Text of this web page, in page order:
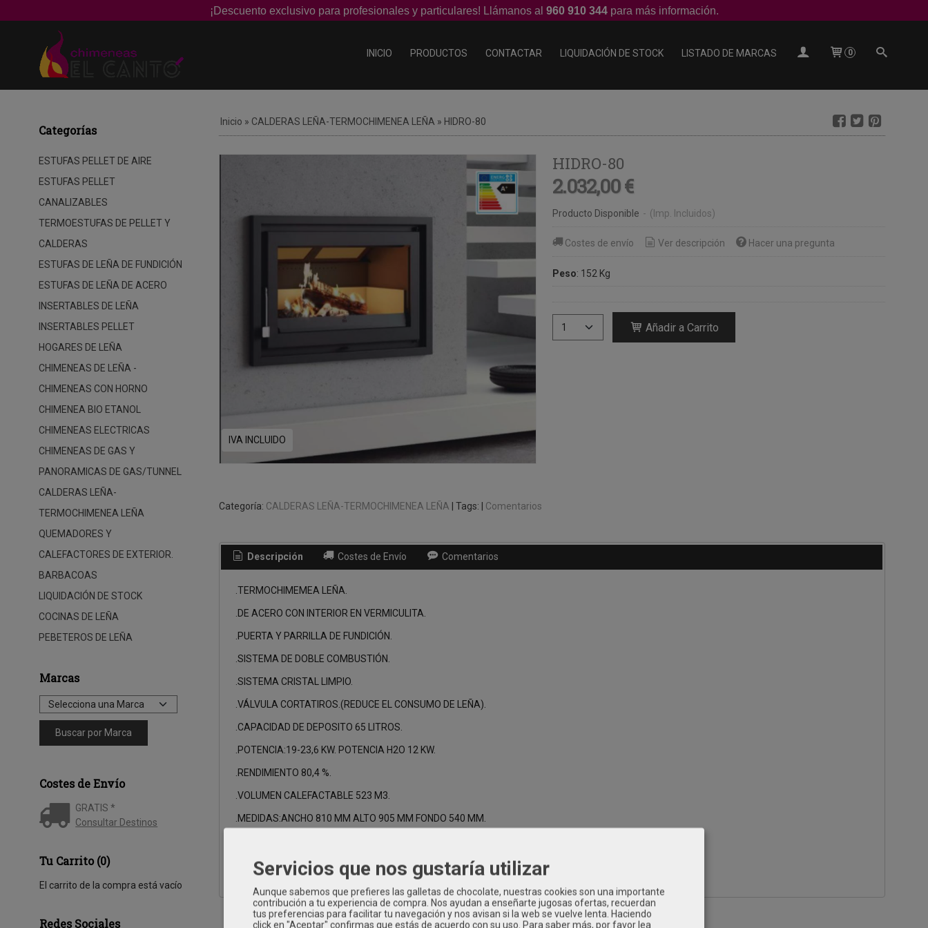
¡Descuento exclusivo para profesionales y particulares! Llámanos al 960 910 344para más información.
INICIO PRODUCTOS CONTACTAR LIQUIDACIÓN DE STOCK LISTADO DE MARCAS 0
Categorías
ESTUFAS PELLET DE AIRE
ESTUFAS PELLET
CANALIZABLES
TERMOESTUFAS DE PELLET Y
CALDERAS
ESTUFAS DE LEÑA DE FUNDICIÓN
ESTUFAS DE LEÑA DE ACERO
INSERTABLES DE LEÑA
INSERTABLES PELLET
HOGARES DE LEÑA
CHIMENEAS DE LEÑA -
CHIMENEAS CON HORNO
CHIMENEA BIO ETANOL
CHIMENEAS ELECTRICAS
CHIMENEAS DE GAS Y
PANORAMICAS DE GAS/TUNNEL
CALDERAS LEÑA-
TERMOCHIMENEA LEÑA
QUEMADORES Y
CALEFACTORES DE EXTERIOR.
BARBACOAS
LIQUIDACIÓN DE STOCK
COCINAS DE LEÑA
PEBETEROS DE LEÑA
Marcas
Costes de Envío
GRATIS *
Consultar Destinos
Tu Carrito (0)
El carrito de la compra está vacío
Redes Sociales
Inicio » CALDERAS LEÑA-TERMOCHIMENEA LEÑA » HIDRO-80
IVA INCLUIDO
HIDRO-80
2.032,00 €
Producto Disponible - (Imp. Incluidos)
Costes de envío Ver descripción Hacer una pregunta
Peso: 152 Kg
Añadir a Carrito
Categoría: CALDERAS LEÑA-TERMOCHIMENEA LEÑA Tags: Comentarios
Descripción Costes de Envío Comentarios
.TERMOCHIMEMEA LEÑA.
.DE ACERO CON INTERIOR EN VERMICULITA.
.PUERTA Y PARRILLA DE FUNDICIÓN.
.SISTEMA DE DOBLE COMBUSTIÓN.
.SISTEMA CRISTAL LIMPIO.
.VÁLVULA CORTATIROS.(REDUCE EL CONSUMO DE LEÑA).
.CAPACIDAD DE DEPOSITO 65 LITROS.
.POTENCIA:19-23,6 KW. POTENCIA H2O 12 KW.
.RENDIMIENTO 80,4 %.
.VOLUMEN CALEFACTABLE 523 M3.
.MEDIDAS:ANCHO 810 MM ALTO 905 MM FONDO 540 MM.
Servicios que nos gustaría utilizar
Aunque sabemos que prefieres las galletas de chocolate, nuestras cookies son una importante
contribución a tu experiencia de compra. Nos ayudan a enseñarte jugosas ofertas, recuerdan
tus preferencias para facilitar tu navegación y nos avisan si la web se vuelve lenta. Haciendo
click en "Aceptar" confirmas que estás de acuerdo con su uso. Para saber más, por favor lea